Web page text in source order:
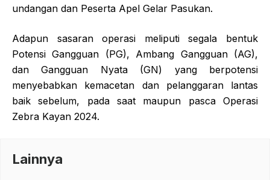
undangan dan Peserta Apel Gelar Pasukan.
Adapun sasaran operasi meliputi segala bentuk
Potensi Gangguan (PG), Ambang Gangguan (AG),
dan Gangguan Nyata (GN) yang berpotensi
menyebabkan kemacetan dan pelanggaran lantas
baik sebelum, pada saat maupun pasca Operasi
Zebra Kayan 2024.
Lainnya